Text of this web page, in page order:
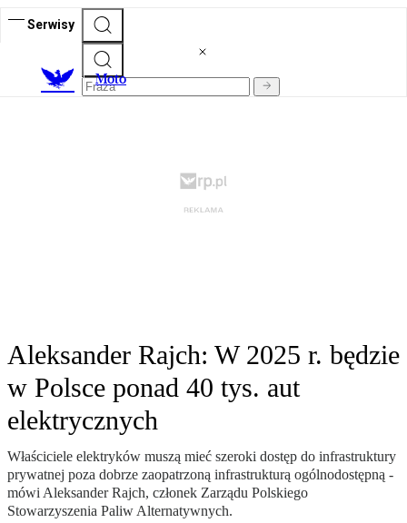
Serwisy
Moto
Aleksander Rajch: W 2025 r. będzie
w Polsce ponad 40 tys. aut
elektrycznych
Właściciele elektryków muszą mieć szeroki dostęp do infrastruktury
prywatnej poza dobrze zaopatrzoną infrastrukturą ogólnodostępną -
mówi Aleksander Rajch, członek Zarządu Polskiego
Stowarzyszenia Paliw Alternatywnych.